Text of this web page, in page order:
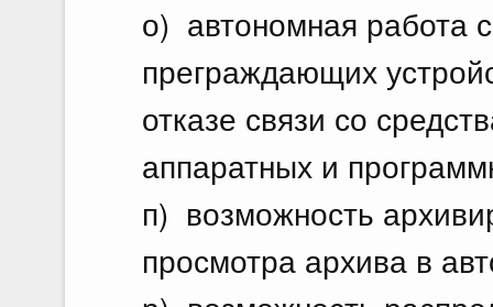
о) автономная работа
преграждающих
отказе связи со
аппаратных и
п) возможность
просмотра архива в